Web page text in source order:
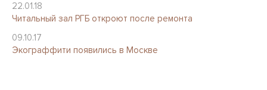
22.01.18
Читальный зал РГБ откроют после ремонта
09.10.17
Экограффити появились в Москве